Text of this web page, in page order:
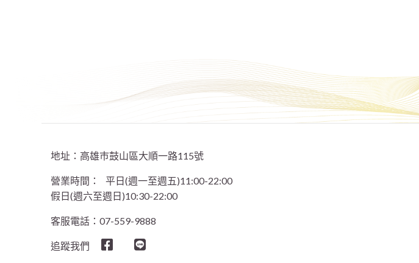
地址：高雄巿鼓山區大順一路115號
營業時間：
平日(週一至週五)11:00-22:00
假日(週六至週日)10:30-22:00
客服電話：07-559-9888
追蹤我們